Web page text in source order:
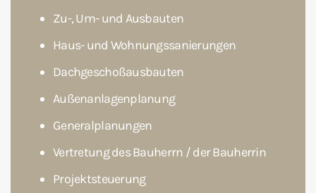
Zu-, Um- und Ausbauten
Haus- und Wohnungssanierungen
Dachgeschoßausbauten
Außenanlagenplanung
Generalplanungen
Vertretung des Bauherrn / der Bauherrin
Projektsteuerung